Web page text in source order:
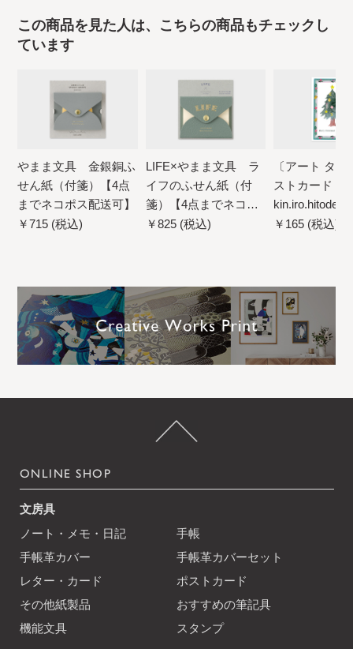
この商品を見た人は、こちらの商品もチェックし
ています
やまま文具 金銀銅ふ
せん紙（付箋）【4点
までネコポス配送可】
￥715 (税込)
LIFE×やまま文具 ラ
イフのふせん紙（付
箋）【4点までネコポ
ス配送可】
￥825 (税込)
〔アート タッ
ストカード
kin.iro.hitode
マス柄 【20点
￥165 (税込)
ONLINE SHOP
文房具
ノート・メモ・日記
手帳
手帳革カバー
手帳革カバーセット
レター・カード
ポストカード
その他紙製品
おすすめの筆記具
機能文具
スタンプ